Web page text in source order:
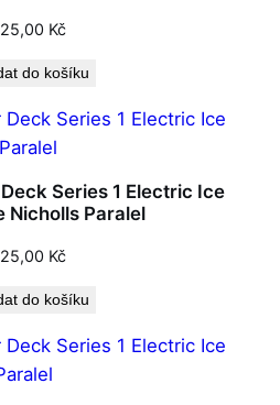
25,00 Kč
do košíku
Series 1 Electric Ice
Nicholls Paralel
25,00 Kč
do košíku